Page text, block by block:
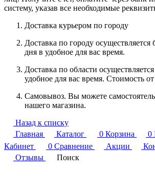
систему, указав все необходимые
Доставка курьером по городу
Доставка по городу осуществляется
дня в удобное для вас время.
Доставка по области
удобное для вас время. Стоимость
Самовывоз. Вы можете
нашего магазина.
Назад к списку
Главная
Каталог 0 Корзина 0
Кабинет
0 Сравнение Акции
Отзывы
Поиск